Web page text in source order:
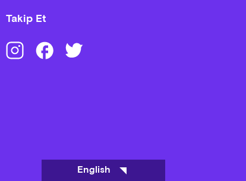
Takip Et
English